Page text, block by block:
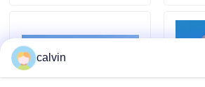
Voladura de cerámica de la gota
Abrasivo de voladura de cerámica
calvin